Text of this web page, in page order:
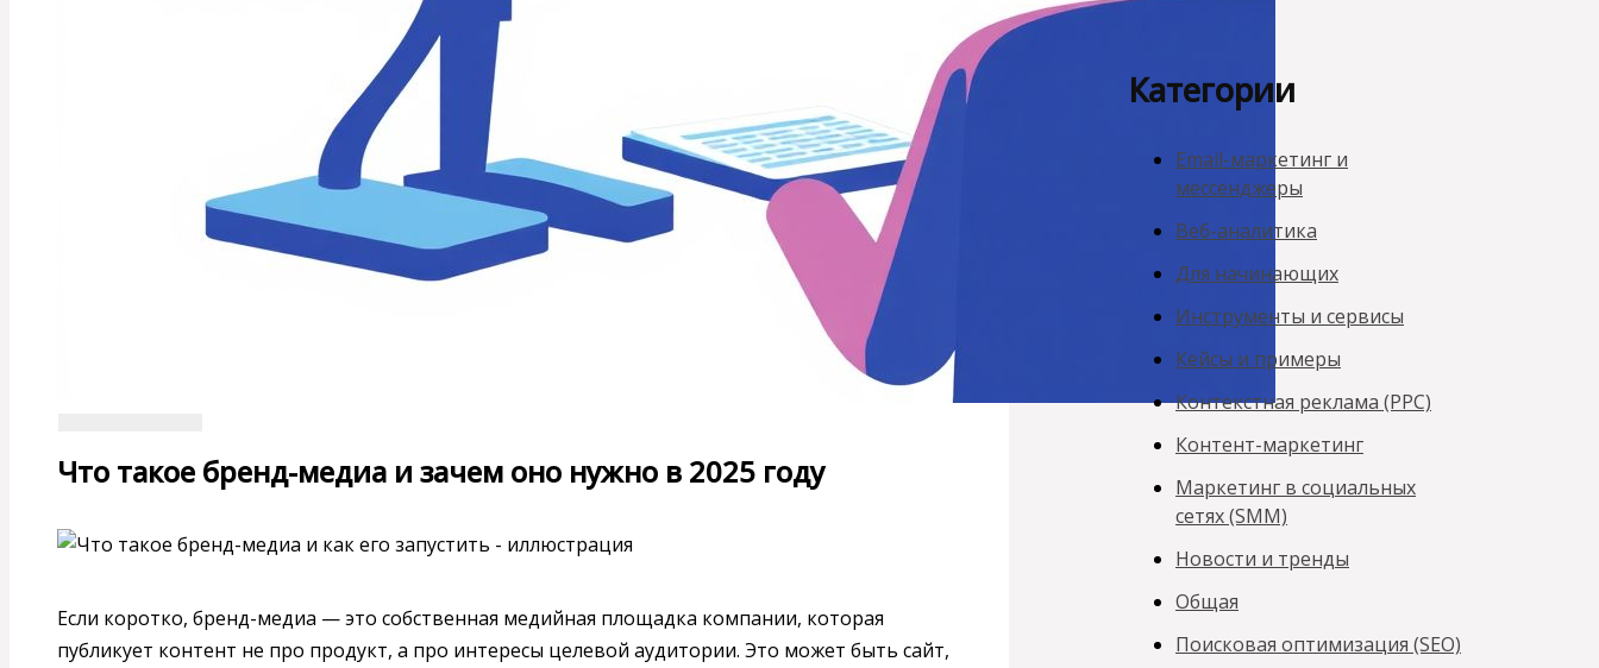
Что такое бренд-медиа и зачем оно нужно в 2025 году
Если коротко, бренд-медиа — это собственная медийная площадка компании, которая
публикует контент не про продукт, а про интересы целевой аудитории. Это может быть сайт,
Категории
Email-маркетинг и
мессенджеры
Веб-аналитика
Для начинающих
Инструменты и сервисы
Кейсы и примеры
Контекстная реклама (PPC)
Контент-маркетинг
Маркетинг в социальных
сетях (SMM)
Новости и тренды
Общая
Поисковая оптимизация (SEO)